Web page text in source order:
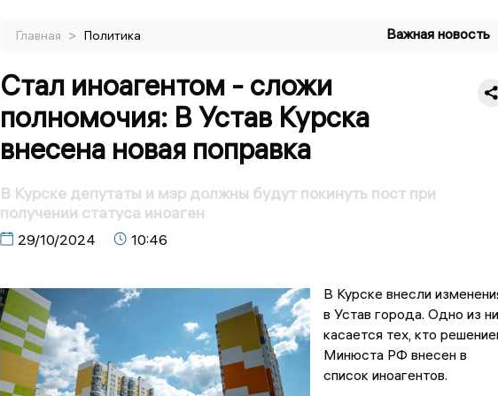
Главная > Политика Важная новость
Стал иноагентом - сложи
полномочия: В Устав Курска
внесена новая поправка
В Курске депутаты и мэр должны будут покинуть пост при
получении статуса иноаген
29/10/2024 10:46
В Курске внесли
в Устав города. Одно из
касается тех, кто
Минюста РФ внесен в
список иноагентов.